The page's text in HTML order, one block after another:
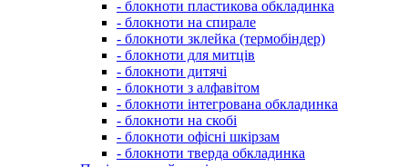
- блокноти пластикова обкладинка
- блокноти на спирале
- блокноти зклейка (термобіндер)
- блокноти для митців
- блокноти дитячі
- блокноти з алфавітом
- блокноти інтегрована обкладинка
- блокноти на скобі
- блокноти офісні шкірзам
- блокноти тверда обкладинка